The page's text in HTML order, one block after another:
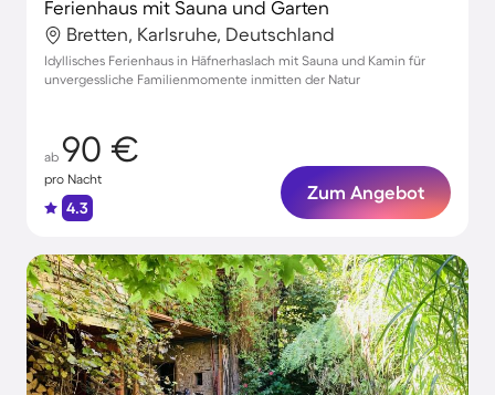
Ferienhaus mit Sauna und Garten
Bretten, Karlsruhe, Deutschland
Idyllisches Ferienhaus in Häfnerhaslach mit Sauna und Kamin für
unvergessliche Familienmomente inmitten der Natur
ab 90 €
pro Nacht
4.3
Zum Angebot